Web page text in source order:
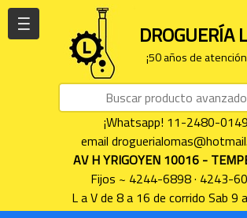
DROGUERÍA
¡50 años de
¡Whatsapp! 11-2480-0149
email
AV H YRIGOYEN 10016 -
Fijos ~ 4244-6898 · 4243-
L a V de 8 a 16 de corrido Sab 9
| | |